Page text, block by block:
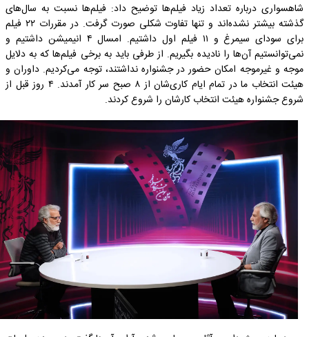
شاهسواری درباره تعداد زیاد فیلم‌ها توضیح داد: فیلم‌ها نسبت به سال‌های
گذشته بیشتر نشده‌اند و تنها تفاوت شکلی صورت گرفت. در مقررات ۲۲ فیلم
برای سودای سیمرغ و ۱۱ فیلم اول داشتیم. امسال ۴ انیمیشن داشتیم و
نمی‌توانستیم آن‌ها را نادیده بگیریم. از طرفی باید به برخی فیلم‌ها که به دلایل
موجه و غیرموجه امکان حضور در جشنواره نداشتند، توجه می‌کردیم. داوران و
هیئت انتخاب ما در تمام ایام کاری‌شان از ۸ صبح سر کار آمدند. ۴ روز قبل از
شروع جشنواره هیئت انتخاب کارشان را شروع کردند.